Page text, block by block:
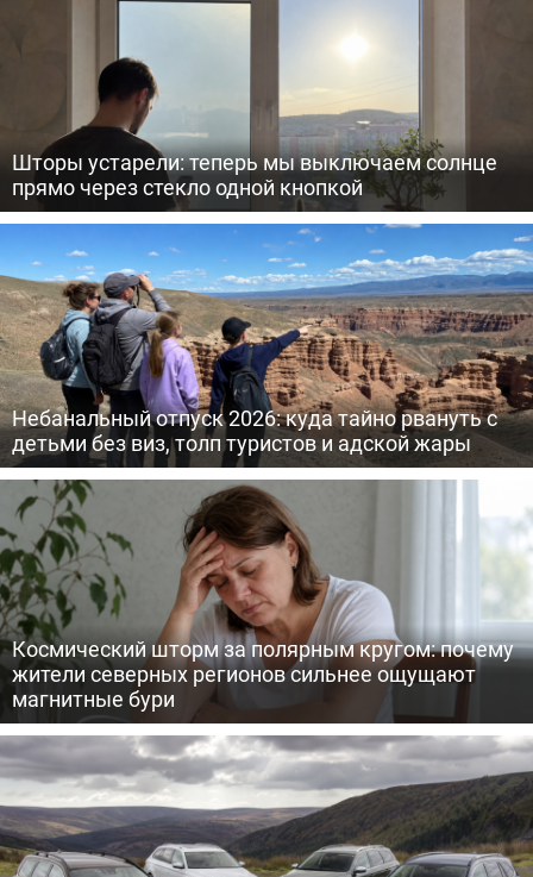
Шторы устарели: теперь мы выключаем солнце
прямо через стекло одной кнопкой
Небанальный отпуск 2026: куда тайно рвануть с
детьми без виз, толп туристов и адской жары
Космический шторм за полярным кругом: почему
жители северных регионов сильнее ощущают
магнитные бури